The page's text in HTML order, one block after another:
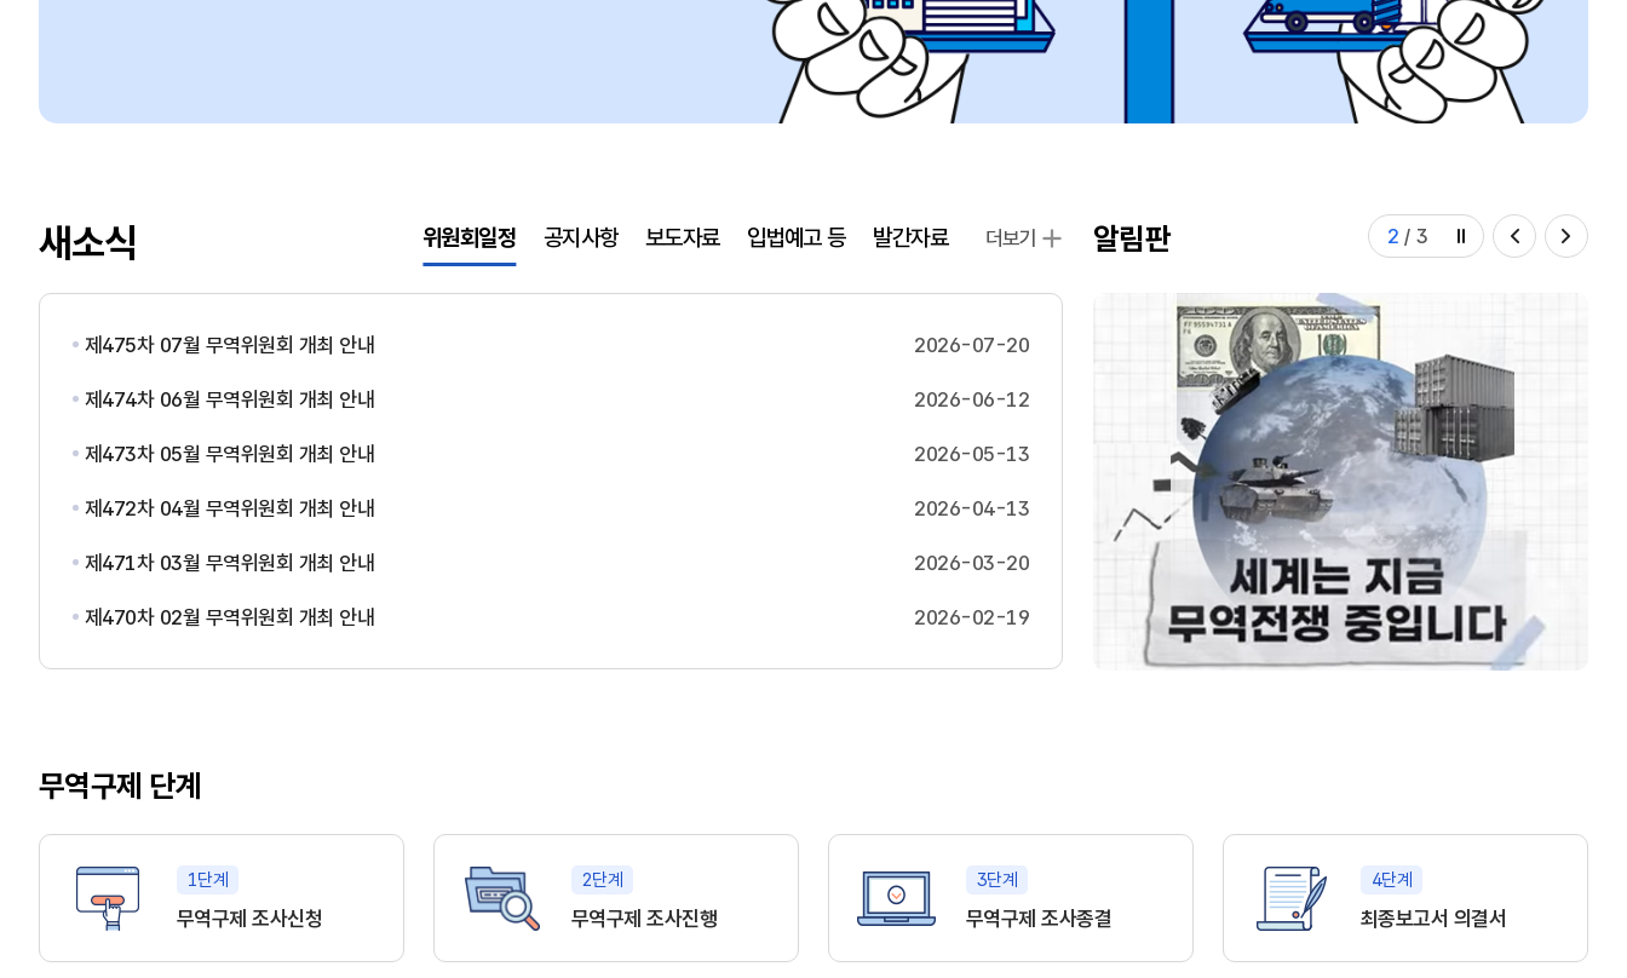
새소식 위원회일정
제475차 07월 무역위원회 개최 안내 2026-07-20
제474차 06월 무역위원회 개최 안내 2026-06-12
제473차 05월 무역위원회 개최 안내 2026-05-13
제472차 04월 무역위원회 개최 안내 2026-04-13
제471차 03월 무역위원회 개최 안내 2026-03-20
제470차 02월 무역위원회 개최 안내 2026-02-19
더보기
공지사항 보도자료 입법예고 등 발간자료 알림판 3 / 3
무역구제 단계
1단계
무역구제 조사신청
2단계
무역구제 조사진행
3단계
무역구제 조사종결
4단계
최종보고서 의결서